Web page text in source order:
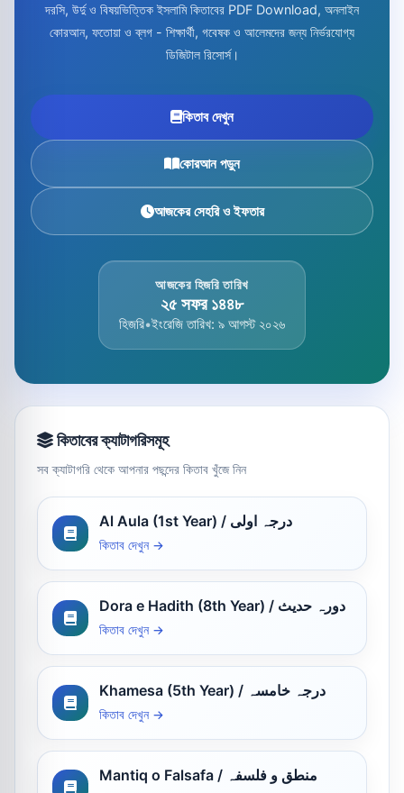
দরসি, উর্দু ও বিষয়ভিত্তিক ইসলামি কিতাবের PDF Download, অনলাইন
কোরআন, ফতোয়া ও ব্লগ - শিক্ষার্থী, গবেষক ও আলেমদের জন্য নির্ভরযোগ্য
ডিজিটাল রিসোর্স।
কিতাব দেখুন
কোরআন পড়ুন
আজকের সেহরি ও ইফতার
আজকের হিজরি তারিখ
২৫ সফর ১৪৪৮
হিজরি•ইংরেজি তারিখ: ৯ আগস্ট ২০২৬
কিতাবের ক্যাটাগরিসমূহ
সব ক্যাটাগরি থেকে আপনার পছন্দের কিতাব খুঁজে নিন
Al Aula (1st Year) / درجہ اولی
কিতাব দেখুন →
Dora e Hadith (8th Year) / دورہ حدیث
কিতাব দেখুন →
Khamesa (5th Year) / درجہ خامسہ
কিতাব দেখুন →
Mantiq o Falsafa / منطق و فلسفہ